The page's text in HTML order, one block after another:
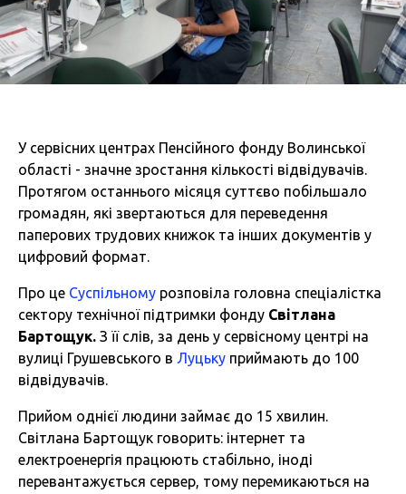
У сервісних центрах Пенсійного фонду Волинської
області - значне зростання кількості відвідувачів.
Протягом останнього місяця суттєво побільшало
громадян, які звертаються для переведення
паперових трудових книжок та інших документів у
цифровий формат.
Про це Суспільному розповіла головна спеціалістка
сектору технічної підтримки фонду Світлана
Бартощук. З її слів, за день у сервісному центрі на
вулиці Грушевського в Луцьку приймають до 100
відвідувачів.
Прийом однієї людини займає до 15 хвилин.
Світлана Бартощук говорить: інтернет та
електроенергія працюють стабільно, іноді
перевантажується сервер, тому перемикаються на